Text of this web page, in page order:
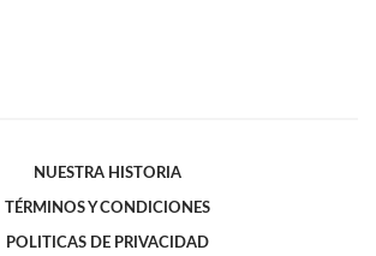
NUESTRA HISTORIA
TÉRMINOS Y CONDICIONES
POLITICAS DE PRIVACIDAD